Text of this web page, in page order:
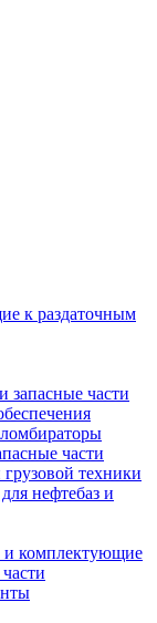
к раздаточным
запасные части
части
техники
нефтебаз и
и комплектующие